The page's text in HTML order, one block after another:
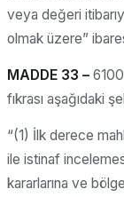
veya değeri
olmak üzere”
MADDE 33 –
fıkrası aşağıdaki
“(1) İlk derece
ile istinaf
kararlarına ve